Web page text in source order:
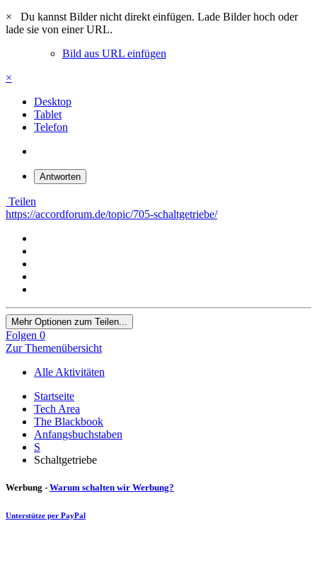
×
Du kannst Bilder nicht direkt einfügen. Lade Bilder hoch oder
lade sie von einer URL.
Bild aus URL einfügen
×
Desktop
Tablet
Telefon
Antworten
Teilen
https://accordforum.de/topic/705-schaltgetriebe/
Mehr Optionen zum Teilen...
Folgen 0
Zur Themenübersicht
Alle Aktivitäten
Startseite
Tech Area
The Blackbook
Anfangsbuchstaben
S
Schaltgetriebe
Werbung - Warum schalten wir Werbung?
Unterstütze per PayPal